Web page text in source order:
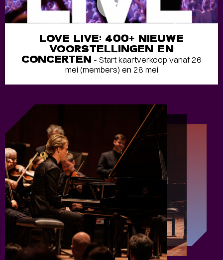
LOVE LIVE: 400+ NIEUWE
VOORSTELLINGEN EN
CONCERTEN - Start kaartverkoop vanaf 26
mei (members) en 28 mei